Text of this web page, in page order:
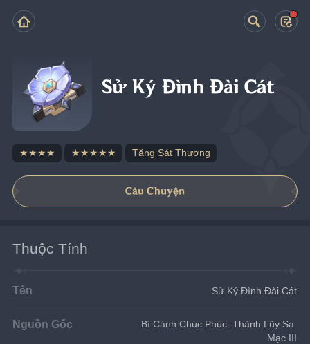
Sử Ký Đình Đài Cát
★★★★ ★★★★★ Tăng Sát Thương
Câu Chuyện
Thuộc Tính
Tên Sử Ký Đình Đài Cát
Nguồn Gốc
Bí Cảnh Chúc Phúc: Thành Lũy Sa
Mạc III